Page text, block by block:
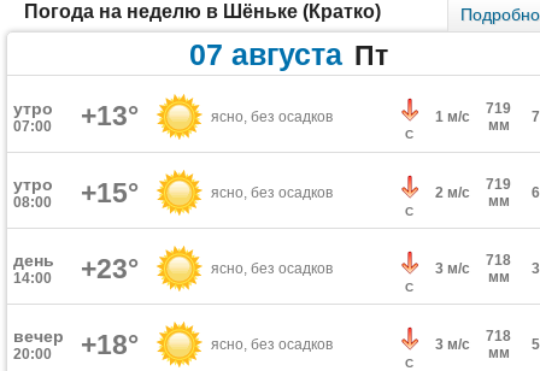
Погода на неделю в Шёньке (Кратко) Подробно
07 августа Пт
утро
07:00 +13° ясно, без осадков
С
1 м/с
719
мм
утро
08:00 +15° ясно, без осадков
С
2 м/с
719
мм
день
14:00 +23° ясно, без осадков
С
3 м/с
718
мм
вечер
20:00 +18° ясно, без осадков
С
3 м/с
718
мм